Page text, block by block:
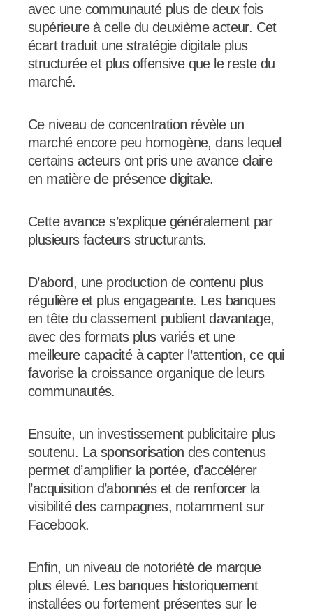
avec une communauté plus de deux fois
supérieure à celle du deuxième acteur. Cet
écart traduit une stratégie digitale plus
structurée et plus offensive que le reste du
marché.
Ce niveau de concentration révèle un
marché encore peu homogène, dans lequel
certains acteurs ont pris une avance claire
en matière de présence digitale.
Cette avance s’explique généralement par
plusieurs facteurs structurants.
D’abord, une production de contenu plus
régulière et plus engageante. Les banques
en tête du classement publient davantage,
avec des formats plus variés et une
meilleure capacité à capter l’attention, ce qui
favorise la croissance organique de leurs
communautés.
Ensuite, un investissement publicitaire plus
soutenu. La sponsorisation des contenus
permet d’amplifier la portée, d’accélérer
l’acquisition d’abonnés et de renforcer la
visibilité des campagnes, notamment sur
Facebook.
Enfin, un niveau de notoriété de marque
plus élevé. Les banques historiquement
installées ou fortement présentes sur le